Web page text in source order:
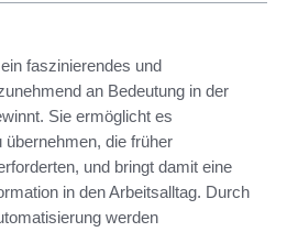
faszinierendes und
an Bedeutung in der
Sie ermöglicht es
die früher
und bringt damit eine
in den Arbeitsalltag. Durch
werden